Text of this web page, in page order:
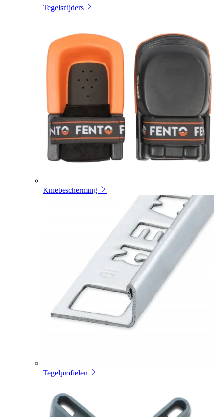
Tegelsnijders
Kniebescherming
Tegelprofielen